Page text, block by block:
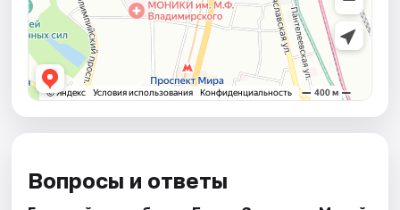
Вопросы и ответы